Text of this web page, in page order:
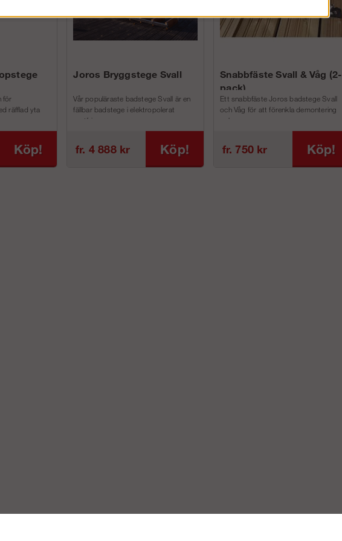
för
räfflad yta
Köp!
Joros Bryggstege Svall
Vår populäraste badstege Svall är en
fällbar badstege i elektropolerat
rostfri...
fr. 4 888 kr Köp!
Snabbfäste Svall & Våg (2-
pack)
Ett snabbfäste Joros badstege Svall
och Våg för att förenkla demontering
och m...
fr. 750 kr Köp!